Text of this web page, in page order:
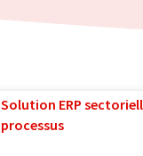
Solution ERP
processus